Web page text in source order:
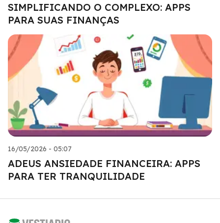
SIMPLIFICANDO O COMPLEXO: APPS
PARA SUAS FINANÇAS
16/05/2026 - 05:07
ADEUS ANSIEDADE FINANCEIRA: APPS
PARA TER TRANQUILIDADE